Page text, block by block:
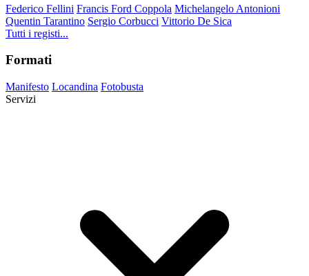
Federico Fellini Francis Ford Coppola Michelangelo Antonioni
Quentin Tarantino Sergio Corbucci Vittorio De Sica
Tutti i registi...
Formati
Manifesto Locandina Fotobusta
Servizi